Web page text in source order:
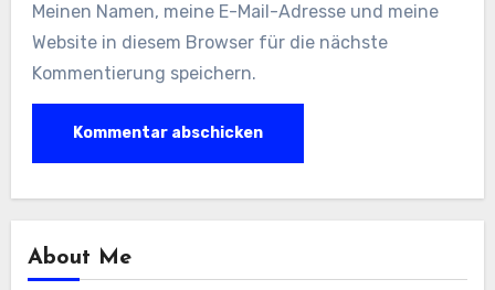
Meinen Namen, meine E-Mail-Adresse und meine
Website in diesem Browser für die nächste
Kommentierung speichern.
About Me